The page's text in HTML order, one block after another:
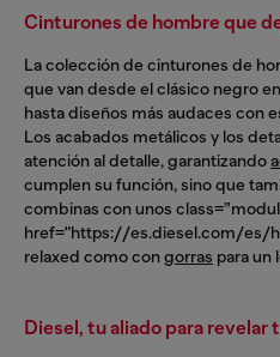
Cinturones de hombre que
La colección de cinturones de
que van desde el clásico negro
hasta diseños más audaces con
Los acabados metálicos y los
atención al detalle, garantizando
cumplen su función, sino que
combinas con unos
href="https://es.diesel.com/es/
relaxed como congorras para un
Diesel, tu aliado para revelar